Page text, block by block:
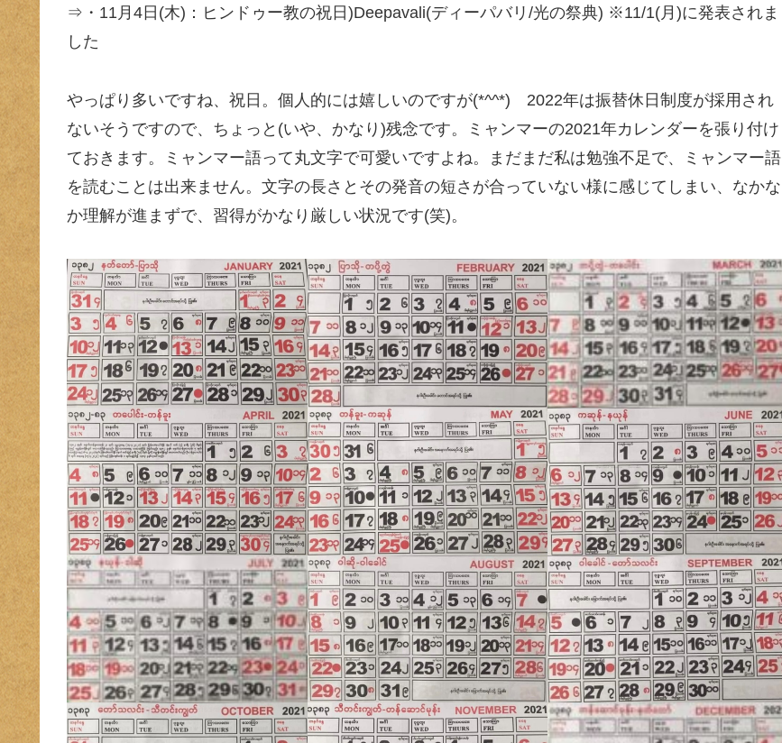
⇒・11月4日(木)：ヒンドゥー教の祝日)Deepavali(ディーパバリ/光の祭典) ※11/1(月)に発表されま
した
やっぱり多いですね、祝日。個人的には嬉しいのですが(*^^*) 2022年は振替休日制度が採用され
ないそうですので、ちょっと(いや、かなり)残念です。ミャンマーの2021年カレンダーを張り付け
ておきます。ミャンマー語って丸文字で可愛いですよね。まだまだ私は勉強不足で、ミャンマー語
を読むことは出来ません。文字の長さとその発音の短さが合っていない様に感じてしまい、なかな
か理解が進まずで、習得がかなり厳しい状況です(笑)。